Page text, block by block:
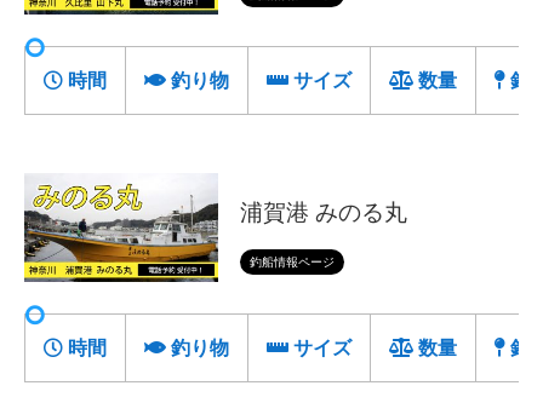
時間 釣り物 サイズ 数量 釣
浦賀港 みのる丸
釣船情報ページ
時間 釣り物 サイズ 数量 釣